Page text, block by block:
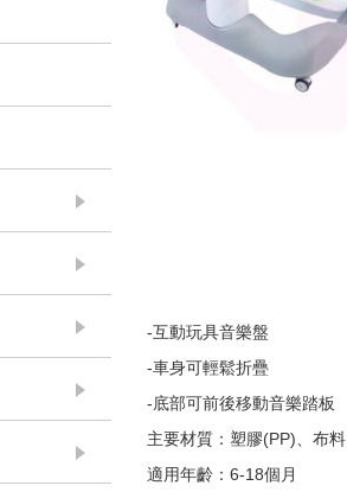
-互動玩具音樂盤
-車身可輕鬆折疊
-底部可前後移動音樂踏板
主要材質：塑膠(PP)、布料
適用年齡：6-18個月